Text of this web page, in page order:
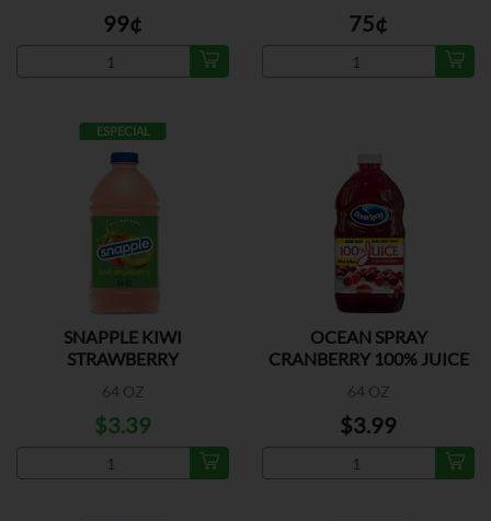
99¢ 75¢
ESPECIAL
SNAPPLE KIWI
STRAWBERRY
64 OZ
$3.39
OCEAN SPRAY
CRANBERRY 100% JUICE
64 OZ
$3.99